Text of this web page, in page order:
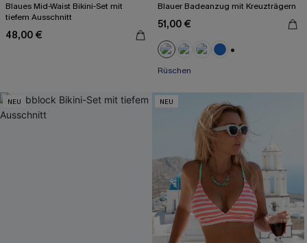
Blaues Mid-Waist Bikini-Set mit
tiefem Ausschnitt
48,00 €
Blauer Badeanzug mit Kreuzträgern
51,00 €
Rüschen
NEU NEU